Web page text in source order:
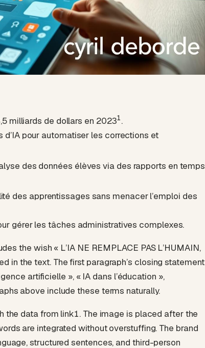
milliards de dollars en 20231.
pour automatiser les corrections et
des données élèves via des rapports en temps
des apprentissages sans menacer l’emploi des
gérer les tâches administratives complexes.
the wish « L’IA NE REMPLACE PAS L’HUMAIN,
in the text. The first paragraph’s closing statement
artificielle », « IA dans l’éducation »,
above include these terms naturally.
data from link1. The image is placed after the
are integrated without overstuffing. The brand
structured sentences, and third-person